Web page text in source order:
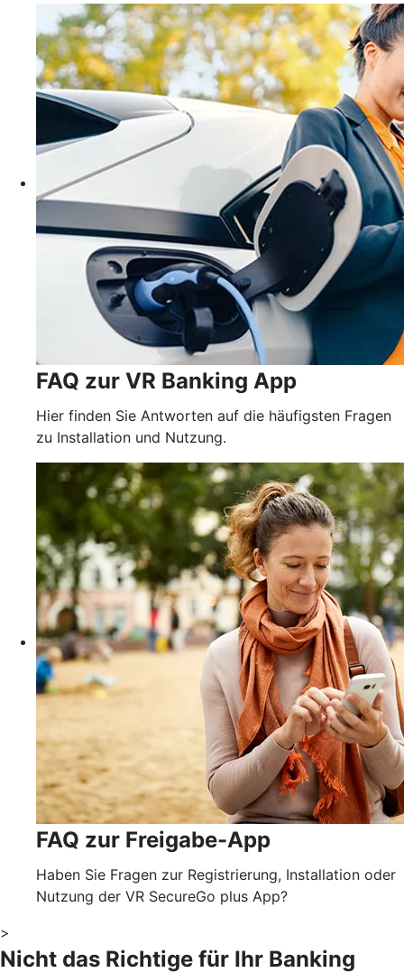
FAQ zur VR Banking App
Hier finden Sie Antworten auf die häufigsten Fragen
zu Installation und Nutzung.
FAQ zur Freigabe-App
Haben Sie Fragen zur Registrierung, Installation oder
Nutzung der VR SecureGo plus App?
>
Nicht das Richtige für Ihr Banking